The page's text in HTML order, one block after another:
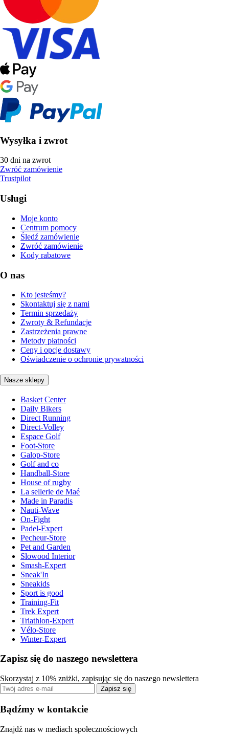
Wysyłka i zwrot
30 dni na zwrot
Zwróć zamówienie
Trustpilot
Usługi
Moje konto
Centrum pomocy
Śledź zamówienie
Zwróć zamówienie
Kody rabatowe
O nas
Kto jesteśmy?
Skontaktuj się z nami
Termin sprzedaży
Zwroty & Refundacje
Zastrzeżenia prawne
Metody płatności
Ceny i opcje dostawy
Oświadczenie o ochronie prywatności
Nasze sklepy
Basket Center
Daily Bikers
Direct Running
Direct-Volley
Espace Golf
Foot-Store
Galop-Store
Golf and co
Handball-Store
House of rugby
La sellerie de Maé
Made in Paradis
Nauti-Wave
On-Fight
Padel-Expert
Pecheur-Store
Pet and Garden
Slowood Interior
Smash-Expert
Sneak'In
Sneakids
Sport is good
Training-Fit
Trek Expert
Triathlon-Expert
Vélo-Store
Winter-Expert
Zapisz się do naszego newslettera
Skorzystaj z 10% zniżki, zapisując się do naszego newslettera
Zapisz się
Bądźmy w kontakcie
Znajdź nas w mediach społecznościowych